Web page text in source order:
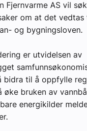
Fjernvarme AS vil
om at det
og bygningsloven.
er utvidelsen av
bidra til å oppfylle
øke bruken av
energikilder